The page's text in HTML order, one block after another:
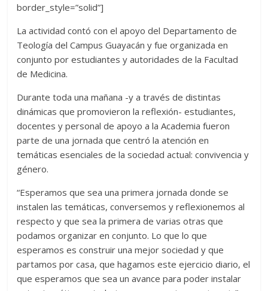
border_style=”solid”]
La actividad contó con el apoyo del Departamento de
Teología del Campus Guayacán y fue organizada en
conjunto por estudiantes y autoridades de la Facultad
de Medicina.
Durante toda una mañana -y a través de distintas
dinámicas que promovieron la reflexión- estudiantes,
docentes y personal de apoyo a la Academia fueron
parte de una jornada que centró la atención en
temáticas esenciales de la sociedad actual: convivencia y
género.
“Esperamos que sea una primera jornada donde se
instalen las temáticas, conversemos y reflexionemos al
respecto y que sea la primera de varias otras que
podamos organizar en conjunto. Lo que lo que
esperamos es construir una mejor sociedad y que
partamos por casa, que hagamos este ejercicio diario, el
que esperamos que sea un avance para poder instalar